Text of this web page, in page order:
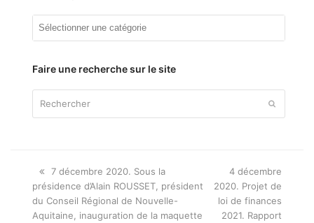
Articles
Faire une recherche sur le site
Onglet
précédent:
7 décembre 2020. Sous la
présidence d’Alain ROUSSET, président
du Conseil Régional de Nouvelle-
Aquitaine, inauguration de la maquette
next
post:
4 décembre
2020. Projet de
loi de finances
2021. Rapport